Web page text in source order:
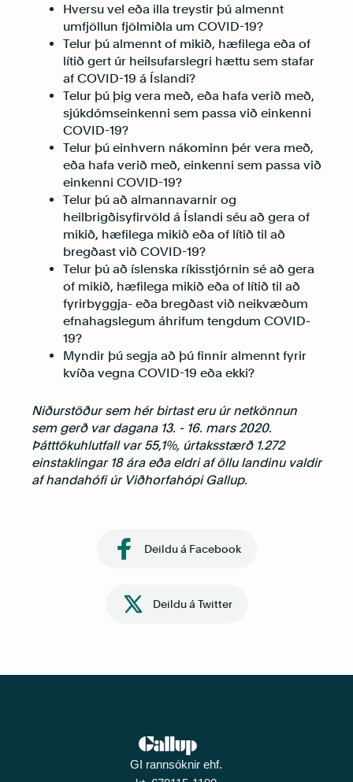
Hversu vel eða illa treystir þú almennt
umfjöllun fjölmiðla um COVID-19?
Telur þú almennt of mikið, hæfilega eða of
lítið gert úr heilsufarslegri hættu sem stafar
af COVID-19 á Íslandi?
Telur þú þig vera með, eða hafa verið með,
sjúkdómseinkenni sem passa við einkenni
COVID-19?
Telur þú einhvern nákominn þér vera með,
eða hafa verið með, einkenni sem passa við
einkenni COVID-19?
Telur þú að almannavarnir og
heilbrigðisyfirvöld á Íslandi séu að gera of
mikið, hæfilega mikið eða of lítið til að
bregðast við COVID-19?
Telur þú að íslenska ríkisstjórnin sé að gera
of mikið, hæfilega mikið eða of lítið til að
fyrirbyggja- eða bregðast við neikvæðum
efnahagslegum áhrifum tengdum COVID-
19?
Myndir þú segja að þú finnir almennt fyrir
kvíða vegna COVID-19 eða ekki?
Niðurstöður sem hér birtast eru úr netkönnun
sem gerð var dagana 13. - 16. mars 2020.
Þátttökuhlutfall var 55,1%, úrtaksstærð 1.272
einstaklingar 18 ára eða eldri af öllu landinu valdir
af handahófi úr Viðhorfahópi Gallup.
Deildu á Facebook
Deildu á Twitter
GI rannsóknir ehf.